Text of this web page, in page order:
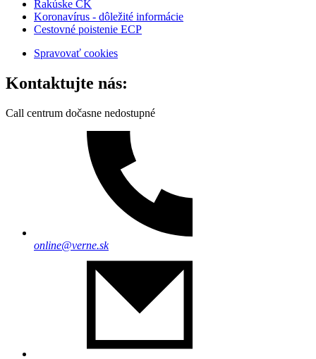
Rakúske CK
Koronavírus - dôležité informácie
Cestovné poistenie ECP
Spravovať cookies
Kontaktujte nás:
Call centrum dočasne nedostupné
online@verne.sk